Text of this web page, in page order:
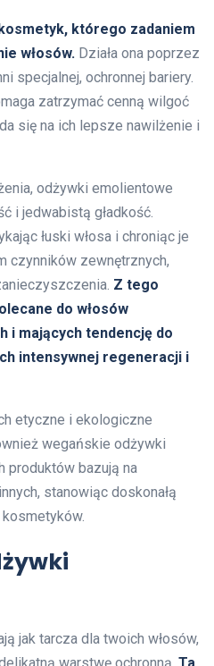
którego zadaniem
włosów. Działa ona poprzez
specjalnej, ochronnej bariery.
zatrzymać cenną wilgoć
się na ich lepsze nawilżenie i
odżywki emolientowe
i jedwabistą gładkość.
łuski włosa i chroniąc je
czynników zewnętrznych,
Z tego
do włosów
i mających tendencję do
intensywnej regeneracji i
etyczne i ekologiczne
wegańskie odżywki
produktów bazują na
stanowiąc doskonałą
jak tarcza dla twoich włosów,